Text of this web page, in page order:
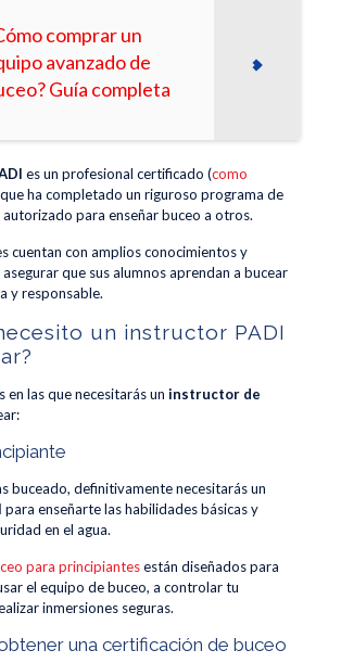
comprar un
avanzado de
Guía completa
es un profesional certificado (como
ha completado un riguroso programa de
para enseñar buceo a otros.
cuentan con amplios conocimientos y
que sus alumnos aprendan a bucear
y responsable.
un instructor PADI
en las que necesitarás un instructor de
buceado, definitivamente necesitarás un
para enseñarte las habilidades básicas y
en el agua.
para principiantesestán diseñados para
el equipo de buceo, a controlar tu
inmersiones seguras.
una certificación de buceo